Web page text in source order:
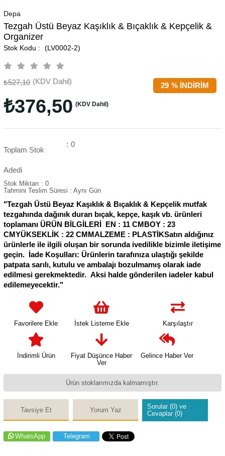
Depa
Tezgah Üstü Beyaz Kaşıklık & Bıçaklık & Kepçelik &
Organizer
(LV0002-2)
%
29 İNDIRIM
₺527,10 (KDV Dahil)
₺376,50 (KDV Dahil)
Toplam Stok
Adedi
: 0
Stok Miktarı : 0
Tahmini Teslim Süresi : Aynı Gün
"Tezgah Üstü Beyaz Kaşıklık & Bıçaklık & Kepçelik mutfak
tezgahında dağınık duran bıçak, kepçe, kaşık vb. ürünleri
toplamanı ÜRÜN BİLGİLERİ EN : 11 CMBOY : 23
CMYÜKSEKLİK : 22 CMMALZEME : PLASTİKSatın aldığınız
ürünlerle ile ilgili oluşan bir sorunda ivedilikle bizimle iletişime
geçin. İade Koşulları: Ürünlerin tarafınıza ulaştığı şekilde
patpata sarılı, kutulu ve ambalajı bozulmamış olarak iade
edilmesi gerekmektedir. Aksi halde gönderilen iadeler kabul
edilemeyecektir."
Favorilere Ekle İstek Listeme Ekle Karşılaştır
İndirimli Ürün
Fiyat Düşünce Haber
Ver
Gelince Haber Ver
Ürün stoklarımızda kalmamıştır.
Tavsiye Et Yorum Yaz
Sorular (0) ve
Cevaplar (0)
WhatsApp Telegram